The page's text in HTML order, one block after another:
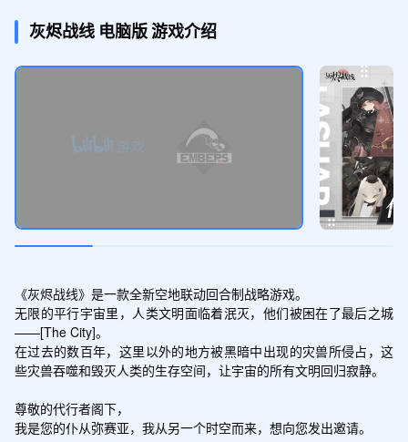
灰烬战线 电脑版游戏介绍
《灰烬战线》是一款全新空地联动回合制战略游戏。
无限的平行宇宙里，人类文明面临着泯灭，他们被困在了最后之城
——[The City]。
在过去的数百年，这里以外的地方被黑暗中出现的灾兽所侵占，这
些灾兽吞噬和毁灭人类的生存空间，让宇宙的所有文明回归寂静。
尊敬的代行者阁下，
我是您的仆从弥赛亚，我从另一个时空而来，想向您发出邀请。